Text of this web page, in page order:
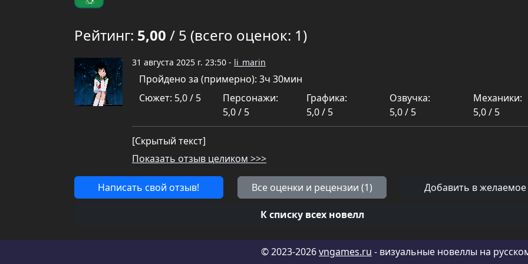
Рейтинг: 5,00 / 5 (всего оценок: 1)
31 августа 2025 г. 23:50 - li_marin
Пройдено за (примерно): 3ч 30мин
Сюжет: 5,0 / 5
Персонажи:
5,0 / 5
Графика:
5,0 / 5
Озвучка:
5,0 / 5
Механики:
5,0 / 5
[Скрытый текст]
Показать отзыв целиком >>>
Написать свой отзыв! Все оценки и рецензии (1) Добавить в желаемое
К списку всех новелл
© 2023-2026vngames.ru - визуальные новеллы на